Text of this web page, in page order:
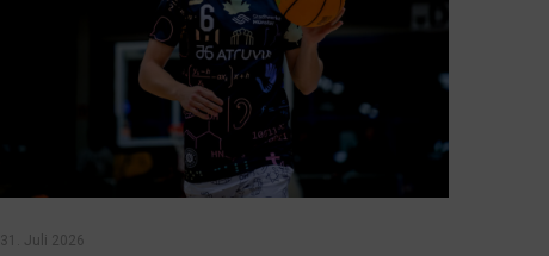
31. Juli 2026